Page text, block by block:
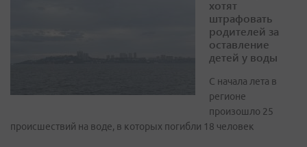
хотят
штрафовать
родителей за
оставление
детей у воды
С начала лета в
регионе
произошло 25
происшествий на воде, в которых погибли 18 человек